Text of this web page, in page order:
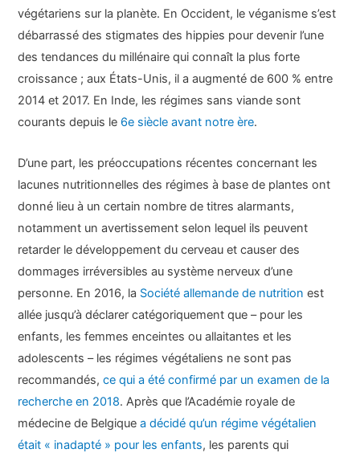
végétariens sur la planète. En Occident, le véganisme s’est
débarrassé des stigmates des hippies pour devenir l’une
des tendances du millénaire qui connaît la plus forte
croissance ; aux États-Unis, il a augmenté de 600 % entre
2014 et 2017. En Inde, les régimes sans viande sont
courants depuis le 6e siècle avant notre ère.
D’une part, les préoccupations récentes concernant les
lacunes nutritionnelles des régimes à base de plantes ont
donné lieu à un certain nombre de titres alarmants,
notamment un avertissement selon lequel ils peuvent
retarder le développement du cerveau et causer des
dommages irréversibles au système nerveux d’une
personne. En 2016, la Société allemande de nutritionest
allée jusqu’à déclarer catégoriquement que – pour les
enfants, les femmes enceintes ou allaitantes et les
adolescents – les régimes végétaliens ne sont pas
recommandés,ce qui a été confirmé par un examen de la
recherche en 2018. Après que l’Académie royale de
médecine de Belgiquea décidé qu’un régime végétalien
était « inadapté » pour les enfants, les parents qui